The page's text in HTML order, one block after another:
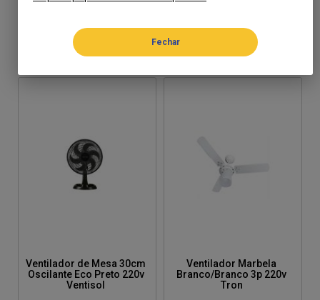
Parcelamento em até 2x
VENTISOL
Parcelamento em até 2x
Ventilador de Mesa 30cm
Oscilante Eco Preto 220v
Ventisol
Ventilador Marbela
Branco/Branco 3p 220v
Tron